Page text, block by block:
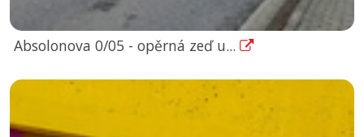
Absolonova 0/05 - opěrná zeď u...